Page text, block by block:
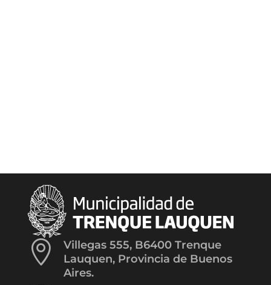

Villegas 555, B6400 Trenque
Lauquen, Provincia de Buenos
Aires.